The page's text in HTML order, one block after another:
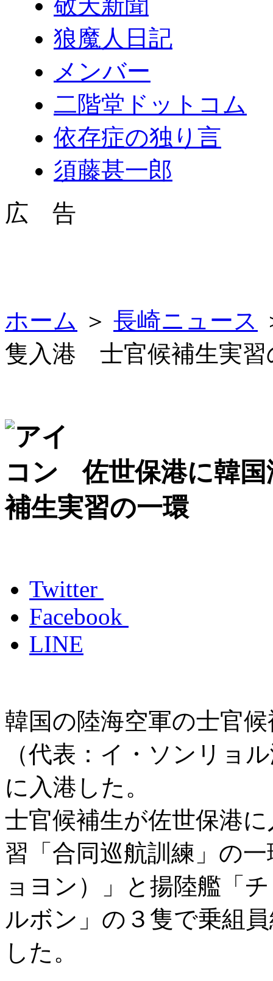
狼魔人日記
メンバー
二階堂ドットコム
依存症の独り言
須藤甚一郎
広 告
ホーム ＞ 長崎ニュース
隻入港 士官候補生実習
佐世保港に韓
補生実習の一環
Twitter
Facebook
LINE
韓国の陸海空軍の士官
（代表：イ・ソンリョ
に入港した。
士官候補生が佐世保港
習「合同巡航訓練」の
ョヨン）」と揚陸艦「
ルボン」の３隻で乗組
した。